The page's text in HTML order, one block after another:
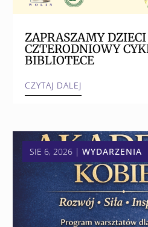
ZAPRASZAMY
CZTERODNIOWY
BIBLIOTECE
CZYTAJ DALEJ
SIE 6, 2026 |WYDARZENIA